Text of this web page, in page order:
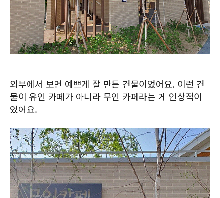
외부에서 보면 예쁘게 잘 만든 건물이었어요. 이런 건
물이 유인 카페가 아니라 무인 카페라는 게 인상적이
었어요.